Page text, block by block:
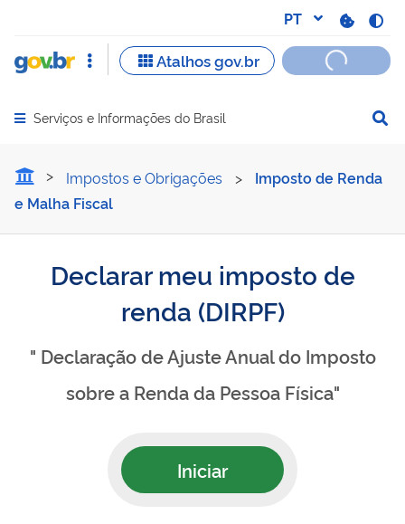
Abrir menu principal de navegação
Serviços e Informações do Brasil
Declarar meu imposto de
Impostos e Obrigações >
Imposto de Renda
e Malha Fiscal
Declarar meu imposto de
renda (DIRPF)
" Declaração de Ajuste Anual do Imposto
sobre a Renda da Pessoa Física"
Iniciar